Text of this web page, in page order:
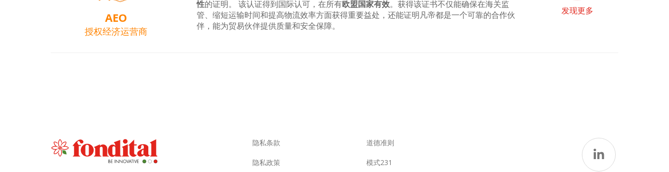
AEO
授权经济运营商
性的证明。 该认证得到国际认可，在所有欧盟国家有效。获得该证书不仅能确保在海关监
管、缩短运输时间和提高物流效率方面获得重要益处，还能证明凡帝都是一个可靠的合作伙
伴，能为贸易伙伴提供质量和安全保障。
发现更多
隐私条款
隐私政策
道德准则
模式231